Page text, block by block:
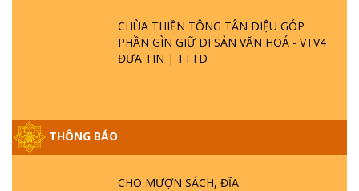
CHÙA THIỀN TÔNG TÂN DIỆU GÓP
PHẦN GÌN GIỮ DI SẢN VĂN HOÁ - VTV4
ĐƯA TIN | TTTD
THÔNG BÁO
CHO MƯỢN SÁCH, ĐĨA
GIẢI ĐÁP ĐẶC BIỆT P25 - SUỐT 49 NĂM
PHẬT KHÔNG NÓI? HỘI LONG HOA LÀ